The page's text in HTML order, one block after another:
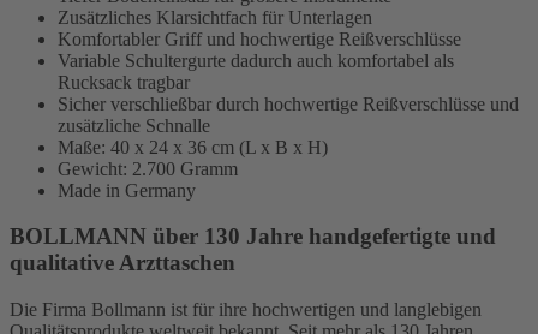
Zusätzliches Klarsichtfach für Unterlagen
Komfortabler Griff und hochwertige Reißverschlüsse
Variable Schultergurte dadurch auch komfortabel als
Rucksack tragbar
Sicher verschließbar durch hochwertige Reißverschlüsse und
zusätzliche Schnalle
Maße: 40 x 24 x 36 cm (L x B x H)
Gewicht: 2.700 Gramm
Made in Germany
BOLLMANN über 130 Jahre handgefertigte und
qualitative Arzttaschen
Die Firma Bollmann ist für ihre hochwertigen und langlebigen